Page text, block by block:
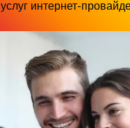
услуг интернет-